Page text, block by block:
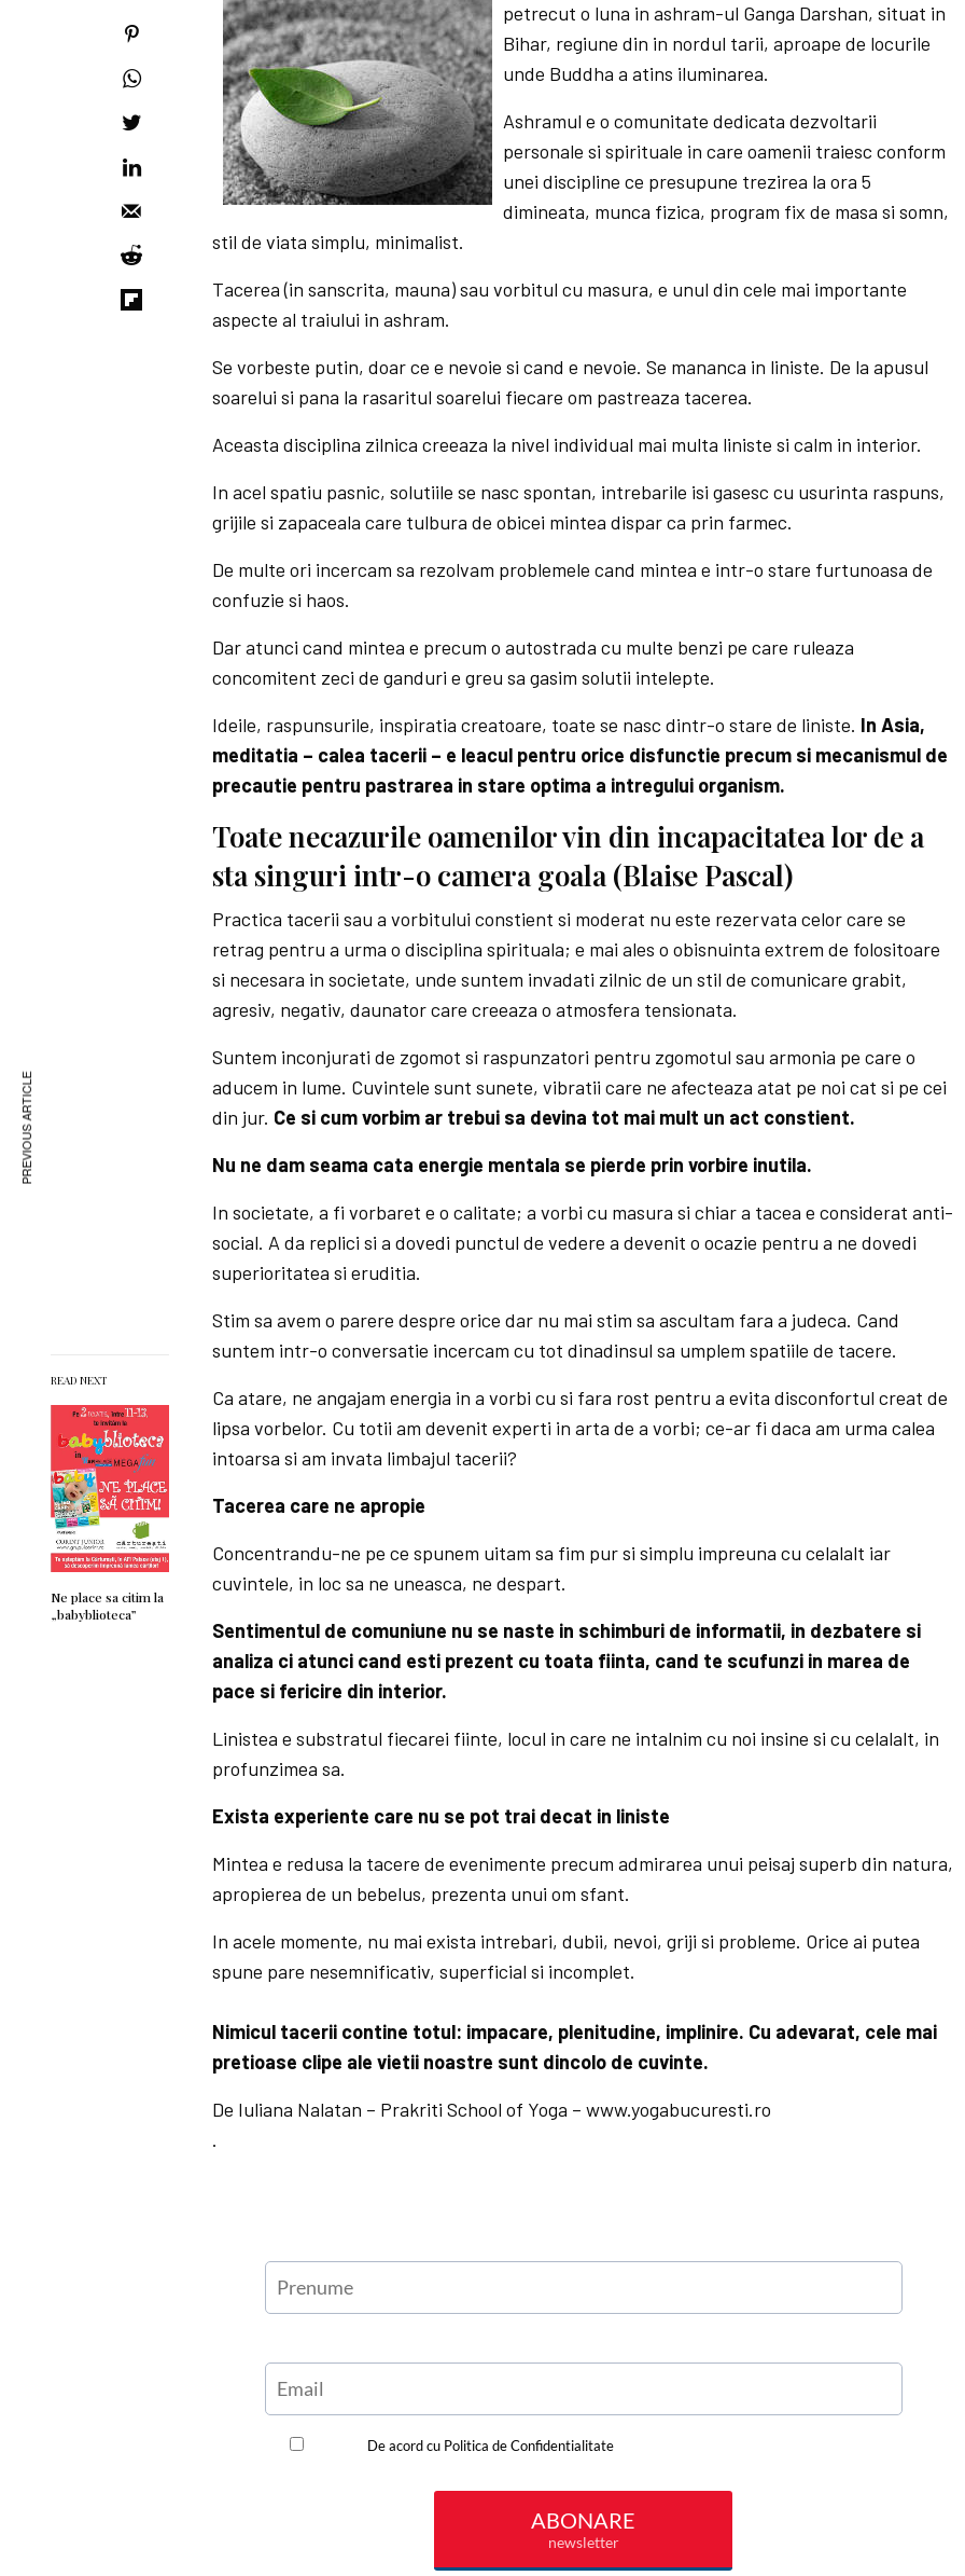
READ NEXT
Ne place sa citim la
„babyblioteca”
petrecut o luna in ashram-ul Ganga Darshan, situat in
Bihar, regiune din in nordul tarii, aproape de locurile
unde Buddha a atins iluminarea.
Ashramul e o comunitate dedicata dezvoltarii
personale si spirituale in care oamenii traiesc conform
unei discipline ce presupune trezirea la ora 5
dimineata, munca fizica, program fix de masa si somn,
stil de viata simplu, minimalist.
Tacerea (in sanscrita, mauna) sau vorbitul cu masura, e unul din cele mai importante
aspecte al traiului in ashram.
Se vorbeste putin, doar ce e nevoie si cand e nevoie. Se mananca in liniste. De la apusul
soarelui si pana la rasaritul soarelui fiecare om pastreaza tacerea.
Aceasta disciplina zilnica creeaza la nivel individual mai multa liniste si calm in interior.
In acel spatiu pasnic, solutiile se nasc spontan, intrebarile isi gasesc cu usurinta raspuns,
grijile si zapaceala care tulbura de obicei mintea dispar ca prin farmec.
De multe ori incercam sa rezolvam problemele cand mintea e intr-o stare furtunoasa de
confuzie si haos.
Dar atunci cand mintea e precum o autostrada cu multe benzi pe care ruleaza
concomitent zeci de ganduri e greu sa gasim solutii intelepte.
Ideile, raspunsurile, inspiratia creatoare, toate se nasc dintr-o stare de liniste. In Asia,
meditatia – calea tacerii – e leacul pentru orice disfunctie precum si mecanismul de
precautie pentru pastrarea in stare optima a intregului organism.
Toate necazurile oamenilor vin din incapacitatea lor de a
sta singuri intr-o camera goala (Blaise Pascal)
Practica tacerii sau a vorbitului constient si moderat nu este rezervata celor care se
retrag pentru a urma o disciplina spirituala; e mai ales o obisnuinta extrem de folositoare
si necesara in societate, unde suntem invadati zilnic de un stil de comunicare grabit,
agresiv, negativ, daunator care creeaza o atmosfera tensionata.
Suntem inconjurati de zgomot si raspunzatori pentru zgomotul sau armonia pe care o
aducem in lume. Cuvintele sunt sunete, vibratii care ne afecteaza atat pe noi cat si pe cei
din jur. Ce si cum vorbim ar trebui sa devina tot mai mult un act constient.
Nu ne dam seama cata energie mentala se pierde prin vorbire inutila.
In societate, a fi vorbaret e o calitate; a vorbi cu masura si chiar a tacea e considerat anti-
social. A da replici si a dovedi punctul de vedere a devenit o ocazie pentru a ne dovedi
superioritatea si eruditia.
Stim sa avem o parere despre orice dar nu mai stim sa ascultam fara a judeca. Cand
suntem intr-o conversatie incercam cu tot dinadinsul sa umplem spatiile de tacere.
Ca atare, ne angajam energia in a vorbi cu si fara rost pentru a evita disconfortul creat de
lipsa vorbelor. Cu totii am devenit experti in arta de a vorbi; ce-ar fi daca am urma calea
intoarsa si am invata limbajul tacerii?
Tacerea care ne apropie
Concentrandu-ne pe ce spunem uitam sa fim pur si simplu impreuna cu celalalt iar
cuvintele, in loc sa ne uneasca, ne despart.
Sentimentul de comuniune nu se naste in schimburi de informatii, in dezbatere si
analiza ci atunci cand esti prezent cu toata fiinta, cand te scufunzi in marea de
pace si fericire din interior.
Linistea e substratul fiecarei fiinte, locul in care ne intalnim cu noi insine si cu celalalt, in
profunzimea sa.
Exista experiente care nu se pot trai decat in liniste
Mintea e redusa la tacere de evenimente precum admirarea unui peisaj superb din natura,
apropierea de un bebelus, prezenta unui om sfant.
In acele momente, nu mai exista intrebari, dubii, nevoi, griji si probleme. Orice ai putea
spune pare nesemnificativ, superficial si incomplet.
Nimicul tacerii contine totul: impacare, plenitudine, implinire. Cu adevarat, cele mai
pretioase clipe ale vietii noastre sunt dincolo de cuvinte.
De Iuliana Nalatan – Prakriti School of Yoga – www.yogabucuresti.ro
.
PREVIOUS ARTICLE